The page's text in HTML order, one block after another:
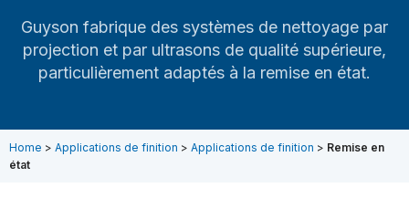
Guyson fabrique des systèmes de nettoyage par
projection et par ultrasons de qualité supérieure,
particulièrement adaptés à la remise en état.
Home > Applications de finition > Applications de finition > Remise en
état